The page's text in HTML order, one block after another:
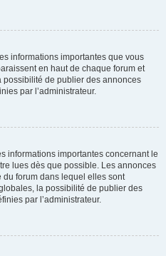
informations importantes que vous
en haut de chaque forum et
possibilité de publier des annonces
par l’administrateur.
informations importantes concernant le
lues dès que possible. Les annonces
forum dans lequel elles sont
la possibilité de publier des
par l’administrateur.